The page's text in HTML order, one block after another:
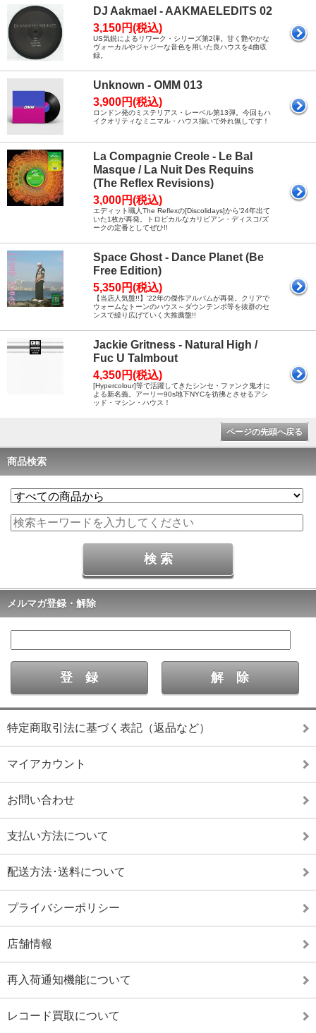
DJ Aakmael - AAKMAELEDITS 02
3,150円(税込)
US気鋭によるリワーク・シリーズ第2弾。甘く艶やかな
ヴォーカルやジャジーな音色を用いた良ハウスを4曲収
録。
Unknown - OMM 013
3,900円(税込)
ロンドン発のミステリアス・レーベル第13弾。今回もハ
イクオリティなミニマル・ハウス揃いで外れ無しです！
La Compagnie Creole - Le Bal
Masque / La Nuit Des Requins
(The Reflex Revisions)
3,000円(税込)
エディット職人The Reflexの[Discolidays]から'24年出て
いた1枚が再発。トロピカルなカリビアン・ディスコ/ズ
ークの定番としてぜひ!!
Space Ghost - Dance Planet (Be
Free Edition)
5,350円(税込)
【当店人気盤!!】'22年の傑作アルバムが再発。クリアで
ウォームなトーンのハウス～ダウンテンポ等を抜群のセ
ンスで繰り広げていく大推薦盤!!
Jackie Gritness - Natural High /
Fuc U Talmbout
4,350円(税込)
[Hypercolour]等で活躍してきたシンセ・ファンク鬼才に
よる新名義。アーリー90s地下NYCを彷彿とさせるアシ
ッド・マシン・ハウス！
ページの先頭へ戻る
商品検索
メルマガ登録・解除
特定商取引法に基づく表記（返品など）
マイアカウント
お問い合わせ
支払い方法について
配送方法･送料について
プライバシーポリシー
店舗情報
再入荷通知機能について
レコード買取について